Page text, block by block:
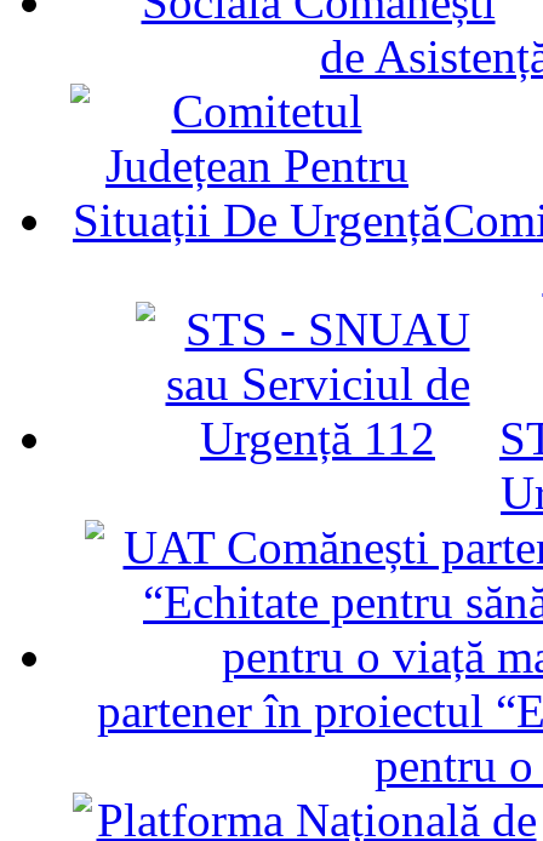
de
partener în proiectul
pentru